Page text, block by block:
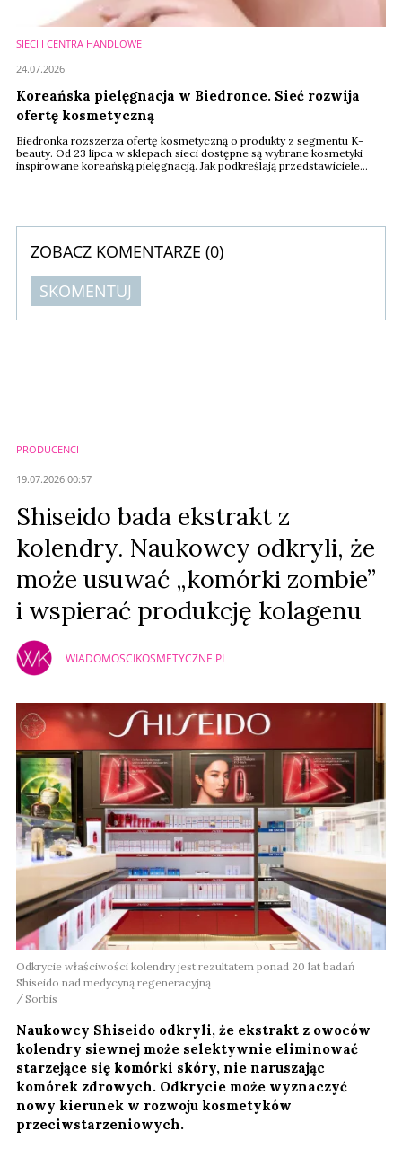
SIECI I CENTRA HANDLOWE
Koreańska pielęgnacja w Biedronce. Sieć rozwija
ofertę kosmetyczną
Biedronka rozszerza ofertę kosmetyczną o produkty z segmentu K-
beauty. Od 23 lipca w sklepach sieci dostępne są wybrane kosmetyki
inspirowane koreańską pielęgnacją. Jak podkreślają przedstawiciele
24.07.2026
ZOBACZ KOMENTARZE (0)
SKOMENTUJ
PRODUCENCI
19.07.2026 00:57
Shiseido bada ekstrakt z
kolendry. Naukowcy odkryli, że
może usuwać „komórki zombie”
i wspierać produkcję kolagenu
WIADOMOSCIKOSMETYCZNE.PL
Odkrycie właściwości kolendry jest rezultatem ponad 20 lat badań
Shiseido nad medycyną regeneracyjną
Sorbis
Naukowcy Shiseido odkryli, że ekstrakt z owoców
kolendry siewnej może selektywnie eliminować
starzejące się komórki skóry, nie naruszając
komórek zdrowych. Odkrycie może wyznaczyć
nowy kierunek w rozwoju kosmetyków
przeciwstarzeniowych.